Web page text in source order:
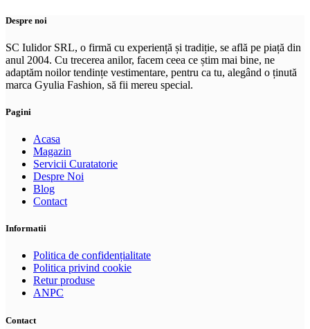
Despre noi
SC Iulidor SRL, o firmă cu experiență și tradiție, se află pe piață din
anul 2004. Cu trecerea anilor, facem ceea ce știm mai bine, ne
adaptăm noilor tendințe vestimentare, pentru ca tu, alegând o ținută
marca Gyulia Fashion, să fii mereu special.
Pagini
Acasa
Magazin
Servicii Curatatorie
Despre Noi
Blog
Contact
Informatii
Politica de confidențialitate
Politica privind cookie
Retur produse
ANPC
Contact